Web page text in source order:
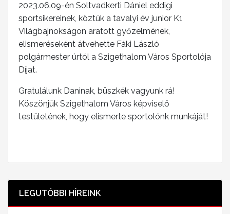
2023.06.09-én Soltvadkerti Dániel eddigi
sportsikereinek, köztük a tavalyi év junior K1
Világbajnokságon aratott győzelmének,
elismeréseként átvehette Fáki László
polgármester úrtól a Szigethalom Város Sportolója
Díjat.
Gratulálunk Daninak, büszkék vagyunk rá!
Köszönjük Szigethalom Város képviselő
testületének, hogy elismerte sportolónk munkáját!
LEGUTÓBBI HÍREINK